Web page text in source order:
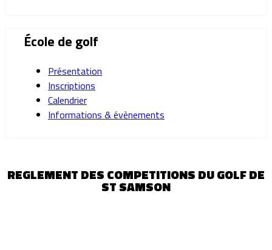
École de golf
Présentation
Inscriptions
Calendrier
Informations & évènements
REGLEMENT DES COMPETITIONS DU GOLF DE
ST SAMSON